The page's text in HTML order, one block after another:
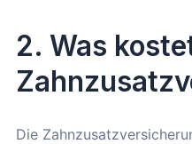
2. Was
Die